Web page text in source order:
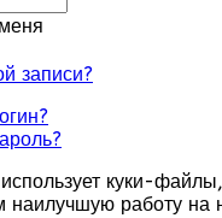
записи?
куки-
наилучшую работу